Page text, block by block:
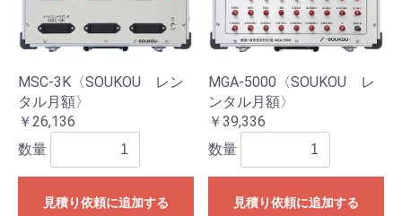
MSC-3K〈SOUKOU レン
タル月額〉
￥26,136
数量
見積り依頼に追加する
MGA-5000〈SOUKOU レ
ンタル月額〉
￥39,336
数量
見積り依頼に追加する